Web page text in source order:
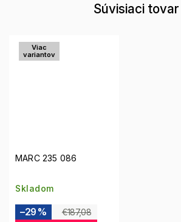
Súvisiaci tovar
Viac
variantov
MARC 235 086
Skladom
€187,08
–29 %